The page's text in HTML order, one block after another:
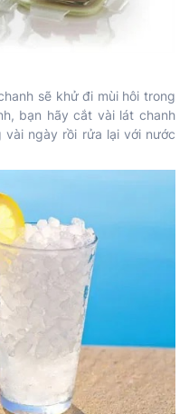
sẽ khử đi mùi hôi trong
bạn hãy cắt vài lát chanh
ngày rồi rửa lại với nước